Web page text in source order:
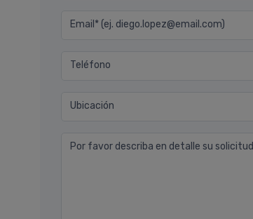
Email* (ej. diego.lopez@email.com)
Teléfono
Ubicación
Por favor describa en detalle su solicitud